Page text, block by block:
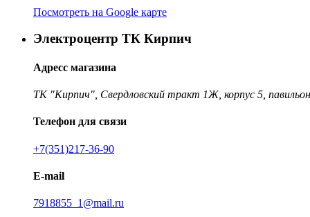
Посмотреть на Google карте
Электроцентр ТК Кирпич
Адресс магазина
ТК "Кирпич", Свердловский тракт 1Ж, корпус 5,
Телефон для связи
+7(351)217-36-90
E-mail
7918855_1@mail.ru